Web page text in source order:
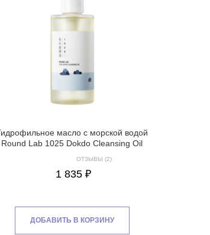
масло с морской водой
Round Lab 1025 Dokdo Cleansing Oil
ОТЗЫВЫ (2)
1 835 ₽
ДОБАВИТЬ В КОРЗИНУ